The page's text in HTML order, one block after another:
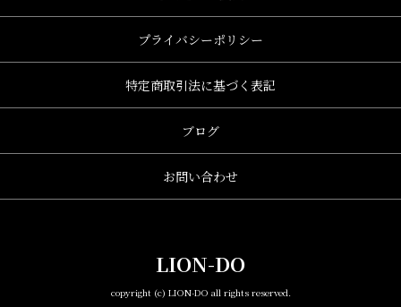
プライバシーポリシー
特定商取引法に基づく表記
ブログ
お問い合わせ
LION-DO
copyright (c) LION-DO all rights reserved.